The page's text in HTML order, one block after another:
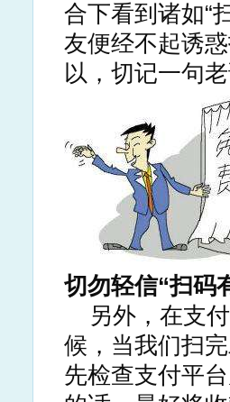
合下看到诸如“
友便经不起诱
以，切记一句
切勿轻信“扫码
另外，在支付
候，当我们扫
先检查支付平